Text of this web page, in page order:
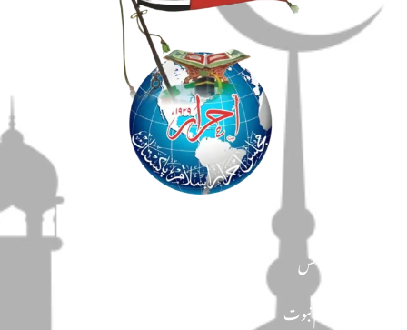
دین و دانش
تحفظ ختم نبوت